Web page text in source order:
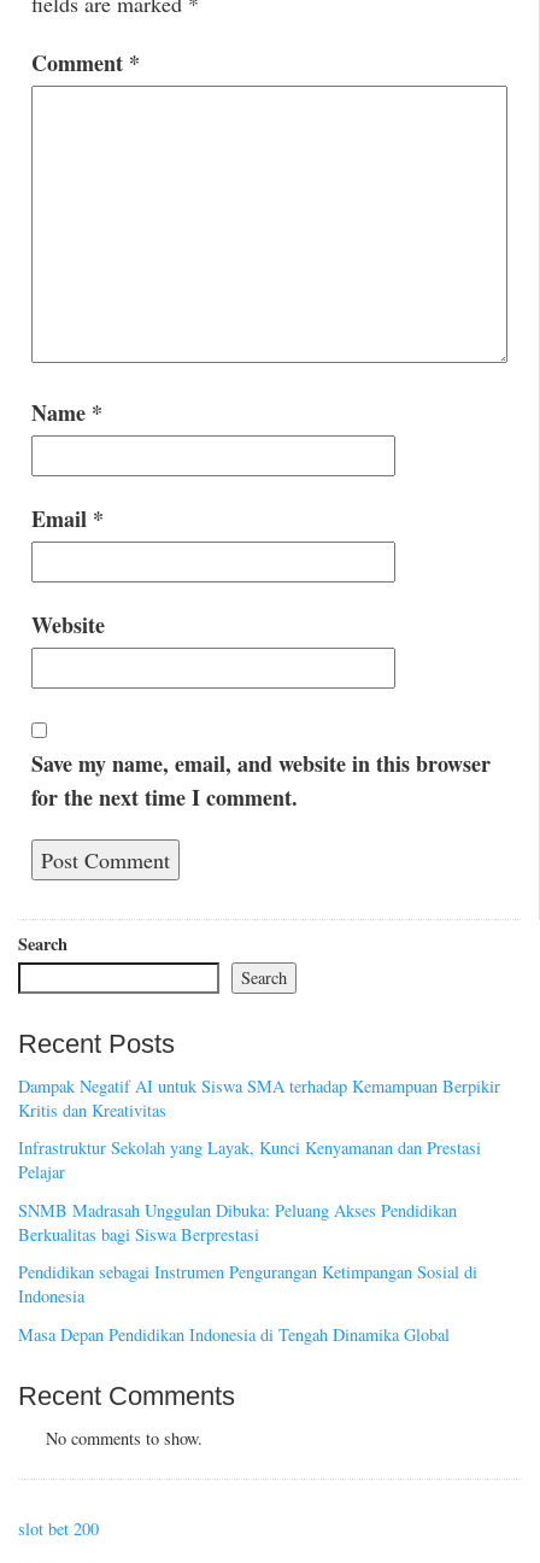
Comment *
Name *
Email *
Website
Save my name, email, and website in this browser
for the next time I comment.
Search
Search
Recent Posts
Dampak Negatif AI untuk Siswa SMA terhadap Kemampuan Berpikir
Kritis dan Kreativitas
Infrastruktur Sekolah yang Layak, Kunci Kenyamanan dan Prestasi
Pelajar
SNMB Madrasah Unggulan Dibuka: Peluang Akses Pendidikan
Berkualitas bagi Siswa Berprestasi
Pendidikan sebagai Instrumen Pengurangan Ketimpangan Sosial di
Indonesia
Masa Depan Pendidikan Indonesia di Tengah Dinamika Global
Recent Comments
No comments to show.
slot bet 200